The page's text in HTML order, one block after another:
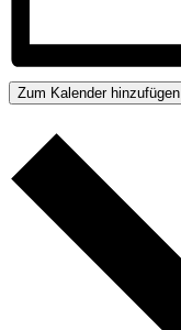
Zum Kalender hinzufügen